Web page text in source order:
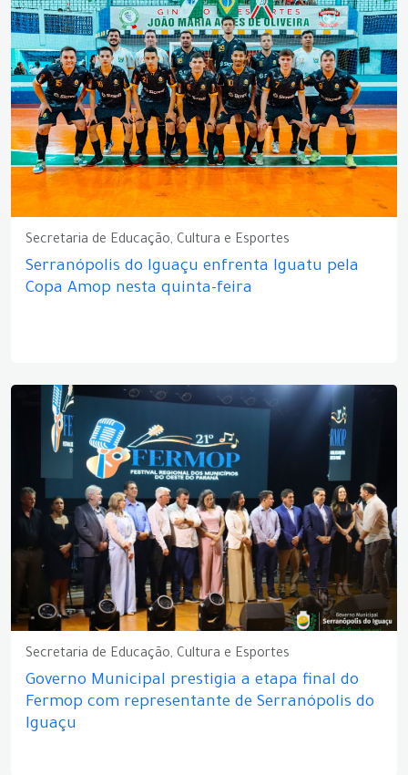
Secretaria de Educação, Cultura e Esportes
Serranópolis do Iguaçu enfrenta Iguatu pela
Copa Amop nesta quinta-feira
Secretaria de Educação, Cultura e Esportes
Governo Municipal prestigia a etapa final do
Fermop com representante de Serranópolis do
Iguaçu